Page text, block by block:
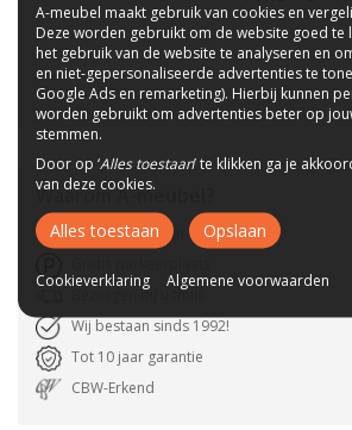
WaaromA-meubel
Laagste prijs van NL
Bezorgen bij u thuis
Wij bestaan sinds 1992!
Tot 10 jaar garantie
CBW-Erkend
A-meubel maakt gebruik van cookies en
Deze worden gebruikt om de website goed te
het gebruik van de website te analyseren en
en niet-gepersonaliseerde advertenties te
Google Ads en remarketing). Hierbij kunnen
worden gebruikt om advertenties beter op
stemmen.
Door op ‘Alles toestaan’ te klikken ga je
van deze cookies.
Alles toestaan Opslaan
Cookieverklaring Algemene voorwaarden